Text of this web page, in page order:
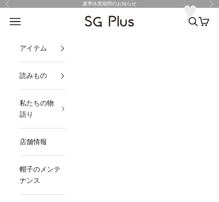
コンテンツへスキップ
前へ 夏季休業期間のお知らせ 次
SG Plus
メニュー 検索カート
アイテム
読みもの
私たちの物
語り
店舗情報
帽子のメンテ
ナンス